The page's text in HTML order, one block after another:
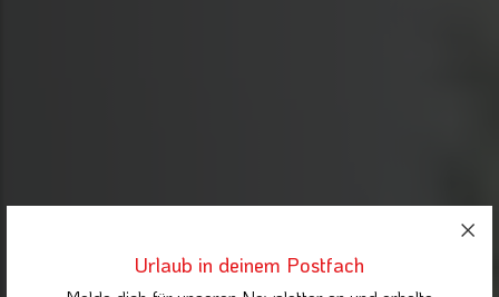
Urlaub in deinem Postfach